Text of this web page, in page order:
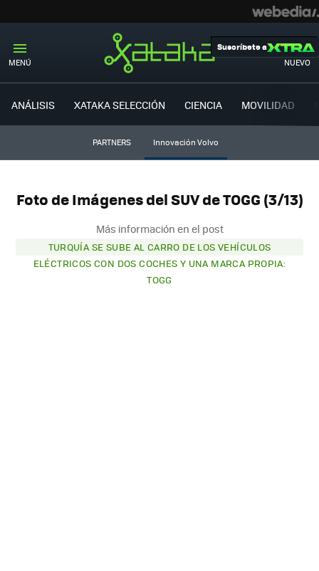
MENÚ NUEVO
Suscríbete a
ANÁLISIS XATAKA SELECCIÓN CIENCIA MOVILIDAD
PARTNERS Innovación Volvo
Foto de Imágenes del SUV de TOGG (3/13)
Más información en el post
TURQUÍA SE SUBE AL CARRO DE LOS VEHÍCULOS
ELÉCTRICOS CON DOS COCHES Y UNA MARCA PROPIA:
TOGG